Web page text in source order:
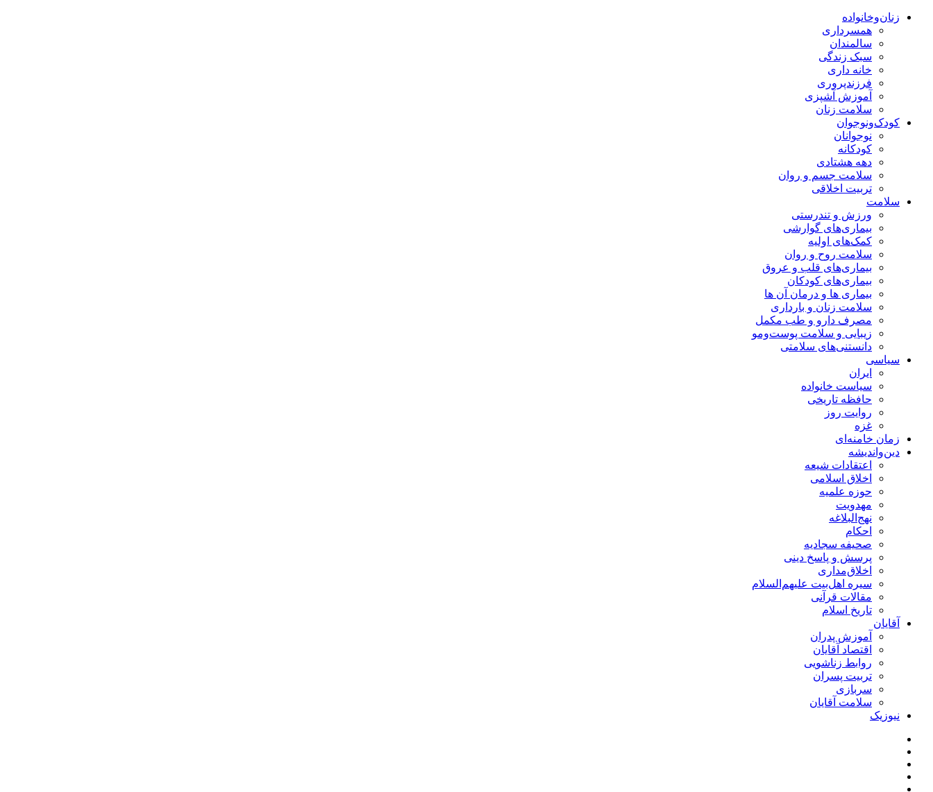
زنان‌وخانواده
همسرداری
سالمندان
سبک زندگی
خانه داری
فرزندپروری
آموزش آشپزی
سلامت زنان
کودک‌ونوجوان
نوجوانان
کودکانه
دهه هشتادی
سلامت جسم و روان
تربیت اخلاقی
سلامت
ورزش و تندرستی
بیماری‌های گوارشی
کمک‌های اولیه
سلامت روح و روان
بیماری‌های قلب و عروق
بیماری‌های کودکان
بیماری ها و درمان آن ها
سلامت زنان و بارداری
مصرف دارو و طب مکمل
زیبایی و سلامت پوست‌ومو
دانستنی‌های سلامتی
سیاسی
ایران
سیاست خانواده
حافظه تاریخی
روایت روز
غزه
زمان خامنه‌ای
دین‌واندیشه
اعتقادات شیعه
اخلاق اسلامی
حوزه علمیه
مهدویت
نهج‌البلاغه
احکام
صحیفه سجادیه
پرسش و پاسخ دینی
اخلاق‌مداری
سیره اهل‌بیت علیهم‌السلام
مقالات قرآنی
تاریخ اسلام
آقایان
آموزش پدران
اقتصاد آقایان
روابط زناشویی
تربیت پسران
سربازی
سلامت آقایان
نیوزیک